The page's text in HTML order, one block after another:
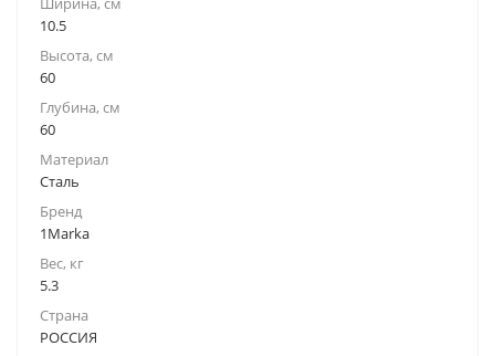
10.5
Высота, см
60
Глубина, см
60
Материал
Сталь
Бренд
1Marka
Вес, кг
5.3
Страна
РОССИЯ